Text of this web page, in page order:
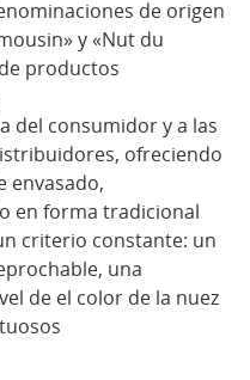
de origen
y «Nut du
productos
del consumidor y a las
ofreciendo
envasado,
en forma tradicional
criterio constante: un
una
de el color de la nuez